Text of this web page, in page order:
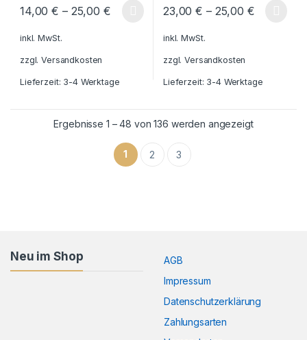
14,00€ – 25,00 €
Dieses Produkt weist mehrere Varianten auf. Die Optionen
inkl. MwSt.
zzgl.Versandkosten
Lieferzeit: 3-4 Werktage
23,00€ – 25,00 €
Dieses Produkt weist mehrere
inkl. MwSt.
zzgl.Versandkosten
Lieferzeit: 3-4 Werktage
Ergebnisse 1 – 48 von 136 werden angezeigt
1 2 3
Neu im Shop
AGB
Impressum
Datenschutzerklärung
Zahlungsarten